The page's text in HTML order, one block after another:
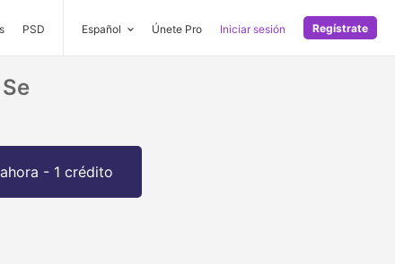
PSD Español Únete Pro Iniciar sesión Regístrate
- 1 crédito